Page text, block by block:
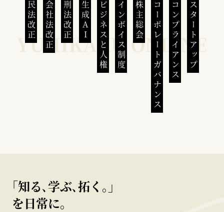
民法改正 会社法改正 刑法改正 生成AI ビジネスと人権インボイス制度 株主総会 コーポレートガバナンスコンプライアンススタートアップ
｢知る､学ぶ､拓く｡｣
を日常に。